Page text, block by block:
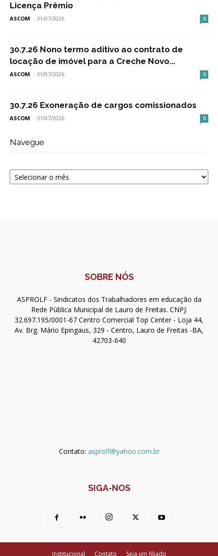
Licença Prêmio
ASCOM - 31/07/2026 0
30.7.26 Nono termo aditivo ao contrato de
locação de imóvel para a Creche Novo...
ASCOM - 31/07/2026 0
30.7.26 Exoneração de cargos comissionados
ASCOM - 31/07/2026 0
Navegue
Navegue
SOBRE NÓS
ASPROLF - Sindicatos dos Trabalhadores em educação da
Rede Pública Municipal de Lauro de Freitas. CNPJ:
32.697.195/0001-67 Centro Comercial Top Center - Loja 44,
Av. Brg. Mário Epingaus, 329 - Centro, Lauro de Freitas -BA,
42703-640
Contato: asprolf@yahoo.com.br
SIGA-NOS
Institucional Contato Seja um filiado